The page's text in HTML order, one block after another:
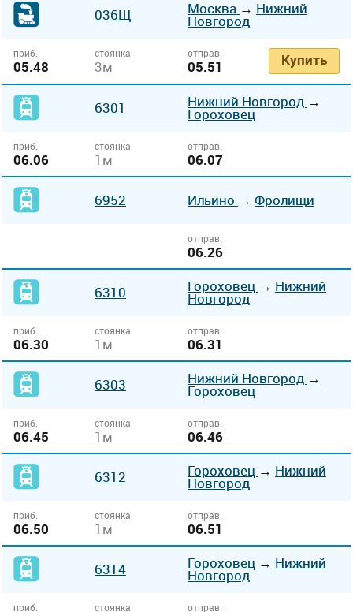
036Щ Москва → Нижний
Новгород
приб.
05.48
стоянка
3м
отправ.
05.51 Купить
6301 Нижний Новгород →
Гороховец
приб.
06.06
стоянка
1м
отправ.
06.07
6952 Ильино → Фролищи
отправ.
06.26
6310 Гороховец → Нижний
Новгород
приб.
06.30
стоянка
1м
отправ.
06.31
6303 Нижний Новгород →
Гороховец
приб.
06.45
стоянка
1м
отправ.
06.46
6312 Гороховец → Нижний
Новгород
приб.
06.50
стоянка
1м
отправ.
06.51
6314 Гороховец → Нижний
Новгород
приб. стоянка отправ.